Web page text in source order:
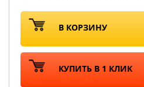
В КОРЗИНУ
КУПИТЬ В 1 КЛИК